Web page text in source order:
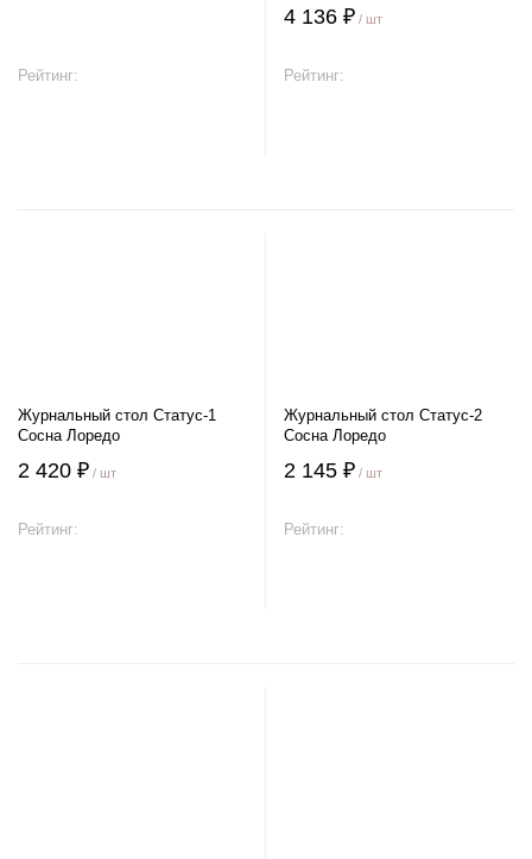
Рейтинг:
4 136 ₽ / шт
Рейтинг:
Журнальный стол Статус-1
Сосна Лоредо
2 420 ₽ / шт
Рейтинг:
Журнальный стол Статус-2
Сосна Лоредо
2 145 ₽ / шт
Рейтинг: